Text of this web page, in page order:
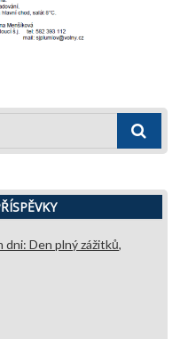
Hledej
dni: Den plný zážitků,